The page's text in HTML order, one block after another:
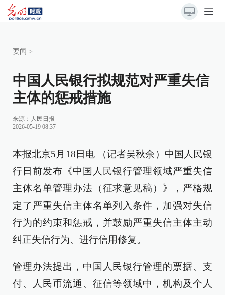
要闻 >
中国人民银行拟规范对严重失信
主体的惩戒措施
来源： 人民日报
2026-05-19 08:37
本报北京5月18日电 （记者吴秋余）中国人民银
行日前发布《中国人民银行管理领域严重失信
主体名单管理办法（征求意见稿）》，严格规
定了严重失信主体名单列入条件，加强对失信
行为的约束和惩戒，并鼓励严重失信主体主动
纠正失信行为、进行信用修复。
管理办法提出，中国人民银行管理的票据、支
付、人民币流通、征信等领域中，机构及个人